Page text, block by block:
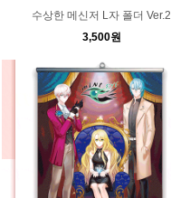
수상한 메신저 L자 폴더 Ver.2
3,500원